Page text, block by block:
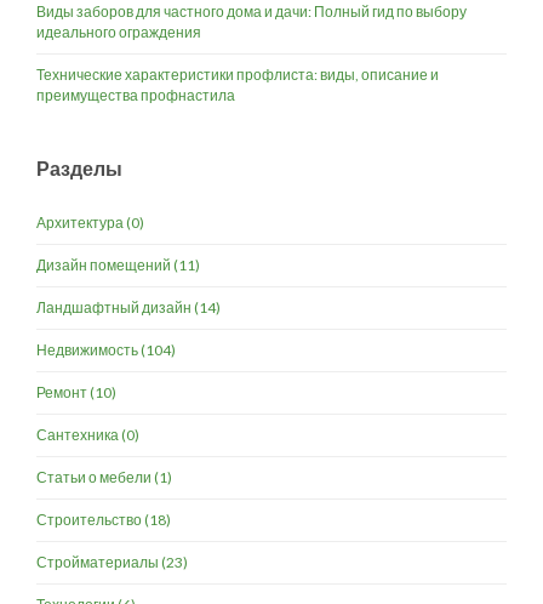
Виды заборов для частного дома и дачи: Полный гид по выбору
идеального ограждения
Технические характеристики профлиста: виды, описание и
преимущества профнастила
Разделы
Архитектура (0)
Дизайн помещений (11)
Ландшафтный дизайн (14)
Недвижимость(104)
Ремонт(10)
Сантехника (0)
Статьи о мебели (1)
Строительство(18)
Стройматериалы (23)